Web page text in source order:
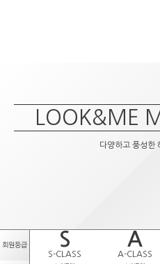
LOOK&ME
다양하고 풍성한
회원등급 S A
S-CLASS A-CLASS